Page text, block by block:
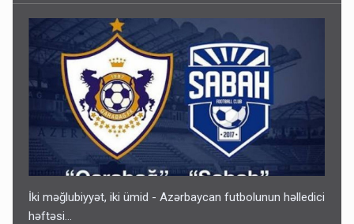
İki məğlubiyyət, iki ümid - Azərbaycan futbolunun həlledici
həftəsi...